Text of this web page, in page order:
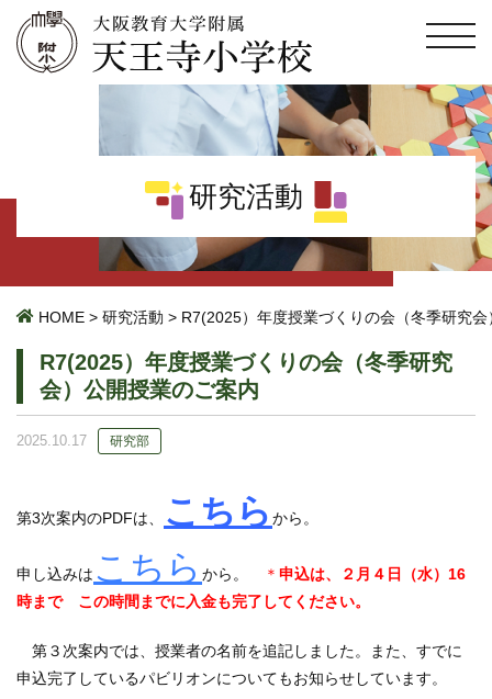
研究活動
HOME > 研究活動 > R7(2025）年度授業づくりの会（冬季研究
R7(2025）年度授業づくりの会（冬季研究
会）公開授業のご案内
2025.10.17 研究部
第3次案内のPDFは、 こちら から。
申し込みは こちら から。 ＊ 申込は、２月４日（水）16
時まで この時間までに入金も完了してください。
第３次案内では、授業者の名前を追記しました。また、すでに
申込完了しているパビリオンについてもお知らせしています。